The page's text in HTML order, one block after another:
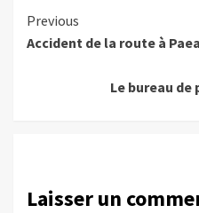
Continue
Reading
Previous
Accident de la route à
Le bureau
Laisser un